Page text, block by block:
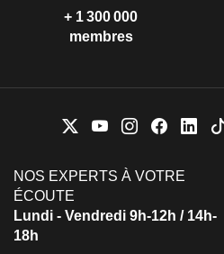
+ 1 300 000
membres
NOS EXPERTS À VOTRE
ÉCOUTE
Lundi - Vendredi 9h-12h / 14h-
18h